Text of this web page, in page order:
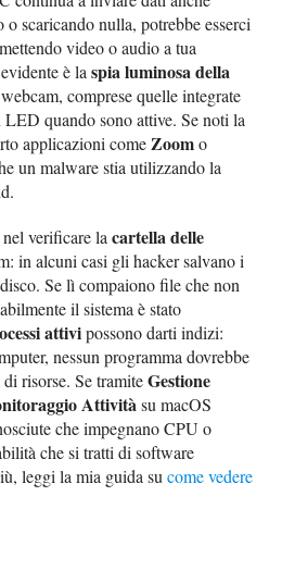
scaricando nulla, potrebbe esserci
video o audio a tua
è laspia luminosa della
comprese quelle integrate
quando sono attive. Se noti la
applicazioni come Zoomo
un malware stia utilizzando la
verificare lacartella delle
in alcuni casi gli hacker salvano i
Se lì compaiono file che non
il sistema è stato
attivipossono darti indizi:
nessun programma dovrebbe
risorse. Se tramiteGestione
Attivitàsu macOS
che impegnano CPU o
che si tratti di software
leggi la mia guida sucome vedere